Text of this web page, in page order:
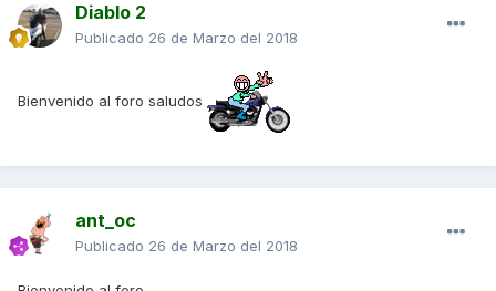
Diablo 2
Publicado 26 de Marzo del 2018
Bienvenido al foro saludos
ant_oc
Publicado 26 de Marzo del 2018